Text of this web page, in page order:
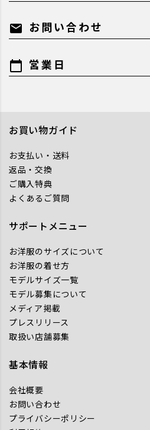
mail お問い合わせ
calendar_today 営業日
お買い物ガイド
お支払い・送料
返品・交換
ご購入特典
よくあるご質問
サポートメニュー
お洋服のサイズについて
お洋服の着せ方
モデルサイズ一覧
モデル募集について
メディア掲載
プレスリリース
取扱い店舗募集
基本情報
会社概要
お問い合わせ
プライバシーポリシー